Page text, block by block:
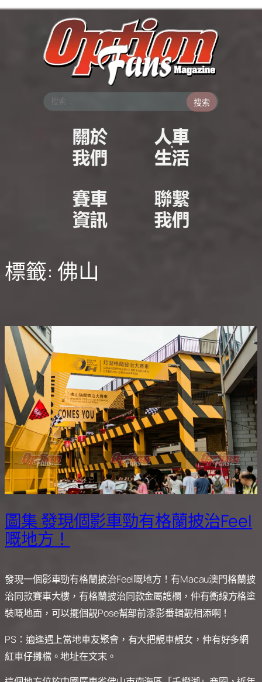
搜索
標籤: 佛山
圖集 發現個影車勁有格蘭披治Feel
嘅地方！
發現一個影車勁有格蘭披治Feel嘅地方！有Macau澳門格蘭披
治同款賽車大樓，有格蘭披治同款金屬護欄，仲有衝線方格塗
裝嘅地面，可以擺個靚Pose幫部前漆影番輯靚相添啊！
PS：適逢遇上當地車友聚會，有大把靚車靚女，仲有好多網
紅車仔攤檔。地址在文末。